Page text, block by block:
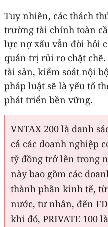
Tuy nhiên, các thách
trường tài chính toàn
lực nợ xấu vẫn đòi hỏi
quản trị rủi ro chặt
tài sản, kiểm soát nội
pháp luật sẽ là yếu tố
phát triển bền vững.
VNTAX 200 là danh
cả các doanh nghiệp
tỷ đồng trở lên trong
này bao gồm các
thành phần kinh tế,
nước, tư nhân, đến
khi đó, PRIVATE 100